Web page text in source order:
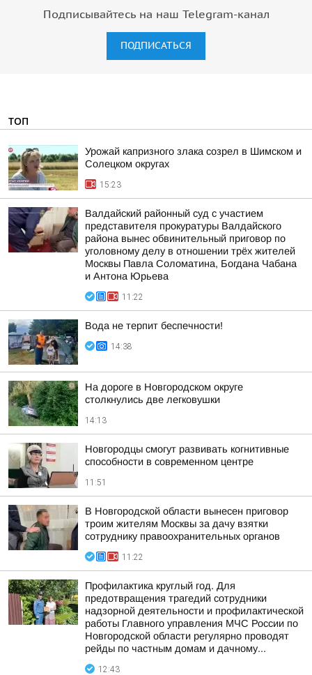
Подписывайтесь на наш Telegram-канал
ПОДПИСАТЬСЯ
ТОП
Урожай капризного злака созрел в Шимском и
Солецком округах
15:23
Валдайский районный суд с участием
представителя прокуратуры Валдайского
района вынес обвинительный приговор по
уголовному делу в отношении трёх жителей
Москвы Павла Соломатина, Богдана Чабана
и Антона Юрьева
11:22
Вода не терпит беспечности!
14:38
На дороге в Новгородском округе
столкнулись две легковушки
14:13
Новгородцы смогут развивать когнитивные
способности в современном центре
11:51
В Новгородской области вынесен приговор
троим жителям Москвы за дачу взятки
сотруднику правоохранительных органов
11:22
Профилактика круглый год. Для
предотвращения трагедий сотрудники
надзорной деятельности и профилактической
работы Главного управления МЧС России по
Новгородской области регулярно проводят
рейды по частным домам и дачному...
12:43